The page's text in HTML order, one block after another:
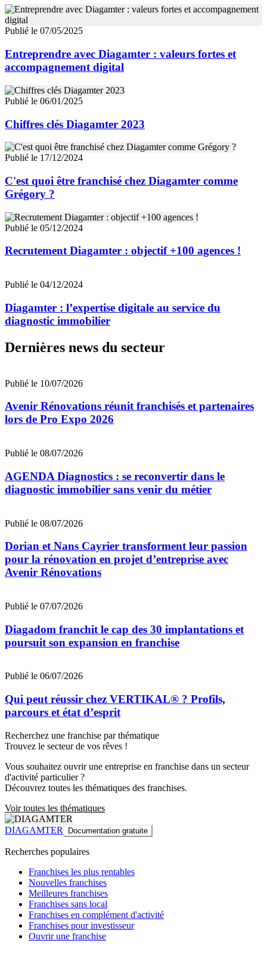
Publié le 07/05/2025
Entreprendre avec Diagamter : valeurs fortes et
accompagnement digital
Publié le 06/01/2025
Chiffres clés Diagamter 2023
Publié le 17/12/2024
C'est quoi être franchisé chez Diagamter comme
Grégory ?
Publié le 05/12/2024
Recrutement Diagamter : objectif +100 agences !
Publié le 04/12/2024
Diagamter : l’expertise digitale au service du
diagnostic immobilier
Dernières news du secteur
Publié le 10/07/2026
Avenir Rénovations réunit franchisés et partenaires
lors de Pro Expo 2026
Publié le 08/07/2026
AGENDA Diagnostics : se reconvertir dans le
diagnostic immobilier sans venir du métier
Publié le 08/07/2026
Dorian et Nans Cayrier transforment leur passion
pour la rénovation en projet d’entreprise avec
Avenir Rénovations
Publié le 07/07/2026
Diagadom franchit le cap des 30 implantations et
poursuit son expansion en franchise
Publié le 06/07/2026
Qui peut réussir chez VERTIKAL® ? Profils,
parcours et état d’esprit
Recherchez une franchise par thématique
Trouvez le secteur de vos rêves !
Vous souhaitez ouvrir une entreprise en franchise dans un secteur
d'activité particulier ?
Découvrez toutes les thématiques des franchises.
Voir toutes les thématiques
DIAGAMTER Documentation gratuite
Recherches populaires
Franchises les plus rentables
Nouvelles franchises
Meilleures franchises
Franchises sans local
Franchises en complément d'activité
Franchises pour investisseur
Ouvrir une franchise